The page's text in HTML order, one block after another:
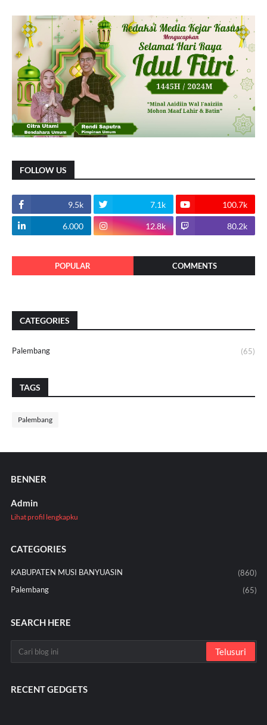
FOLLOW US
9.5k 7.1k 100.7k
6.000 12.8k 80.2k
POPULAR COMMENTS
CATEGORIES
Palembang (65)
TAGS
Palembang
BENNER
Admin
Lihat profil lengkapku
CATEGORIES
KABUPATEN MUSI BANYUASIN
(860)
Palembang
(65)
SEARCH HERE
RECENT GEDGETS